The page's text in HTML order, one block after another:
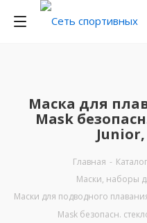
Маска для
Mask
Главная - Каталог
Маски, наборы
Маски для подводного
Mask безопасн.